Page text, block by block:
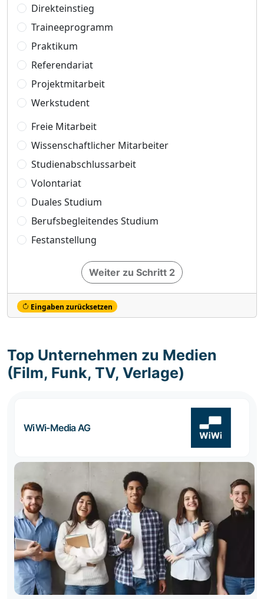
Direkteinstieg
Traineeprogramm
Praktikum
Referendariat
Projektmitarbeit
Werkstudent
Freie Mitarbeit
Wissenschaftlicher Mitarbeiter
Studienabschlussarbeit
Volontariat
Duales Studium
Berufsbegleitendes Studium
Festanstellung
Weiter zu Schritt 2
Eingaben zurücksetzen
Top Unternehmen zu Medien
(Film, Funk, TV, Verlage)
WiWi-Media AG